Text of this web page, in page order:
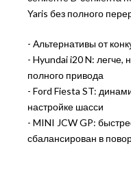
Yaris без полного
- Альтернативы от
- Hyundai i20 N:
полного привода
- Ford Fiesta ST:
настройке шасси
- MINI JCW GP:
сбалансирован в